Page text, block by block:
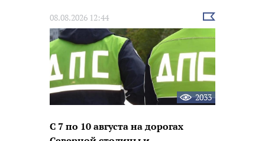
08.08.2026 12:44
Выбрать
новость
2033
С 7 по 10 августа на дорогах